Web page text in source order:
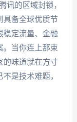
讯的区域封锁，
具备全球优质节
稳定流量、金融
。当你连上那束
的味道就在方寸
是技术难题，